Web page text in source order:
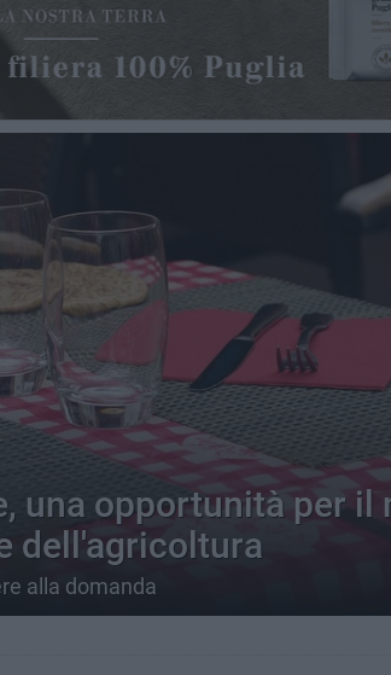
una opportunità per il
dell'agricoltura
alla domanda